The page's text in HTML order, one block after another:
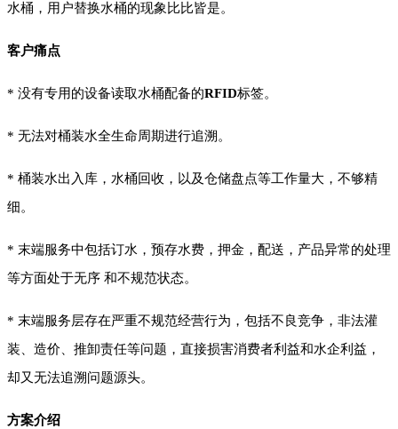
水桶，用户替换水桶的现象比比皆是。
客户痛点
* 没有专用的设备读取水桶配备的RFID标签。
* 无法对桶装水全生命周期进行追溯。
* 桶装水出入库，水桶回收，以及仓储盘点等工作量大，不够精
细。
* 末端服务中包括订水，预存水费，押金，配送，产品异常的处理
等方面处于无序 和不规范状态。
* 末端服务层存在严重不规范经营行为，包括不良竞争，非法灌
装、造价、推卸责任等问题，直接损害消费者利益和水企利益，
却又无法追溯问题源头。
方案介绍